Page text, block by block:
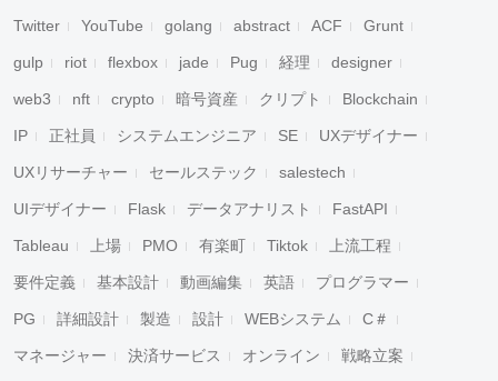
Twitter YouTube golang abstract ACF Grunt
gulp riot flexbox jade Pug 経理 designer
web3 nft crypto 暗号資産 クリプト Blockchain
IP 正社員 システムエンジニア SE UXデザイナー
UXリサーチャー セールステック salestech
UIデザイナー Flask データアナリスト FastAPI
Tableau 上場 PMO 有楽町 Tiktok 上流工程
要件定義 基本設計 動画編集 英語 プログラマー
PG 詳細設計 製造 設計 WEBシステム C＃
マネージャー 決済サービス オンライン 戦略立案